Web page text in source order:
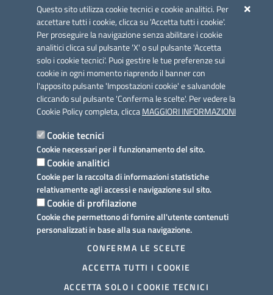
Questo sito utilizza cookie tecnici e cookie analitici. Per
accettare tutti i cookie, clicca su 'Accetta tutti i cookie'.
Per proseguire la navigazione senza abilitare i cookie
analitici clicca sul pulsante 'X' o sul pulsante 'Accetta
solo i cookie tecnici'. Puoi gestire le tue preferenze sui
cookie in ogni momento riaprendo il banner con
l'apposito pulsante 'Impostazioni cookie' e salvandole
cliccando sul pulsante 'Conferma le scelte'. Per vedere la
Cookie Policy completa, cliccaMAGGIORI INFORMAZIONI
Cookie tecnici
Cookie necessari per il funzionamento del sito.
Cookie analitici
Cookie per la raccolta di informazioni statistiche
relativamente agli accessi e navigazione sul sito.
Cookie di profilazione
Cookie che permettono di fornire all'utente contenuti
personalizzati in base alla sua navigazione.
CONFERMA LE SCELTE
ACCETTA TUTTI I COOKIE
ACCETTA SOLO I COOKIE TECNICI
Azione 2.3.
Link utili
Informativa privacy
Dichiarazione di accessibilità
Note legali
Domande frequenti
Richiesta assistenza
Prenotazione appuntamento
Segnalazione disservizio